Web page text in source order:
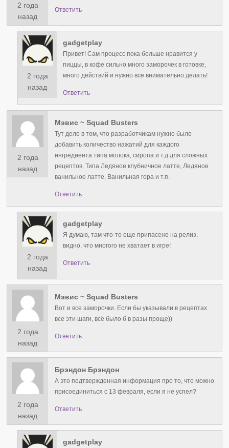
2 года
назад
Ответить
2 года
назад
gadgetplay
Привет! Сам процесс пока больше нравится у
пиццы, в кофе сильно много заморочек в готовке,
много действий и нужно все внимательно делать!
Ответить
2 года
назад
Мэвис ~ Squad Busters
Тут дело в том, что разработчикам нужно было
добавить количество нажатий для каждого
ингредиента типа молока, сиропа и т.д для сложных
рецептов. Типа Ледяное клубничное латте, Ледяное
ванильное латте, Ванильная гора и т.п.
Ответить
2 года
назад
gadgetplay
Я думаю, там что-то еще припасено на релиз,
видно, что многого не хватает в игре!
Ответить
2 года
назад
Мэвис ~ Squad Busters
Вот и все заморочки. Если бы указывали в рецептах
все эти шаги, всё было б в разы проще))
Ответить
2 года
назад
Брэндон Брэндон
А это подтвержденная информация про то, что можно
присоединиться с 13 февраля, если я не успел?
Ответить
gadgetplay